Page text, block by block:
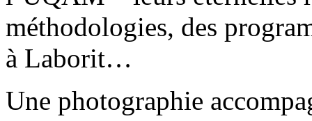
méthodologies, des
à Laborit…
Une photographie